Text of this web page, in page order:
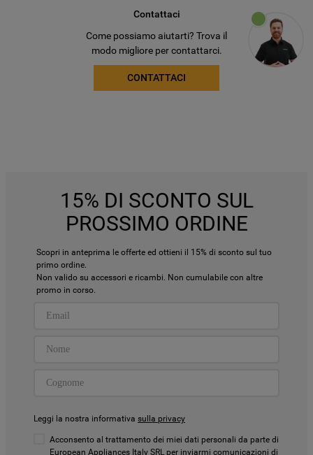
Contattaci
Come possiamo aiutarti? Trova il
modo migliore per contattarci.
CONTATTACI
15% DI SCONTO SUL
PROSSIMO ORDINE
Scopri in anteprima le offerte ed ottieni il 15% di sconto sul tuo
primo ordine.
Non valido su accessori e ricambi. Non cumulabile con altre
promo in corso.
Leggi la nostra informativa sulla privacy
Acconsento al trattamento dei miei dati personali da parte di
European Appliances Italy SRL per inviarmi comunicazioni di